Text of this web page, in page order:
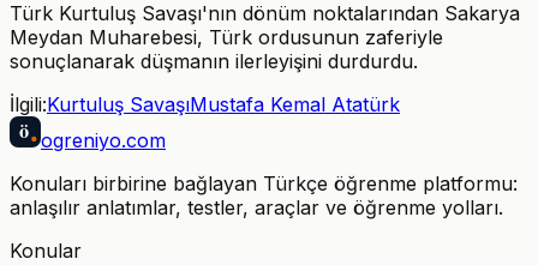
Türk Kurtuluş Savaşı'nın dönüm noktalarından Sakarya
Meydan Muharebesi, Türk ordusunun zaferiyle
sonuçlanarak düşmanın ilerleyişini durdurdu.
İlgili:Kurtuluş SavaşıMustafa Kemal Atatürk
ö ogreniyo.com
Konuları birbirine bağlayan Türkçe öğrenme platformu:
anlaşılır anlatımlar, testler, araçlar ve öğrenme yolları.
Konular